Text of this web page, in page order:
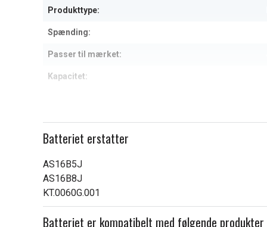
Produkttype:
Spænding:
Passer til mærket:
Kapacitet:
Batteriet erstatter
AS16B5J
AS16B8J
KT.0060G.001
Batteriet er kompatibelt med følgende produkter